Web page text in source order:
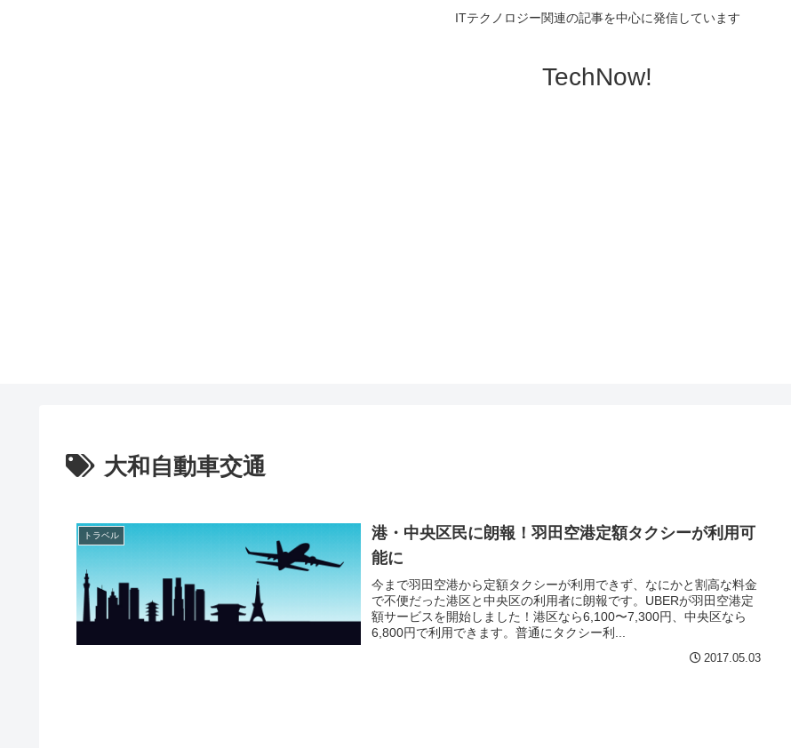
ITテクノロジー関連の記事を中心に発信しています
TechNow!
大和自動車交通
トラベル
港・中央区民に朗報！羽田空港定額タクシーが利用可
能に
今まで羽田空港から定額タクシーが利用できず、なにかと割高な料金
で不便だった港区と中央区の利用者に朗報です。UBERが羽田空港定
額サービスを開始しました！港区なら6,100〜7,300円、中央区なら
6,800円で利用できます。普通にタクシー利...
2017.05.03